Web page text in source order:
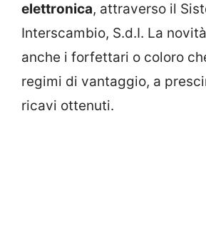
elettronica, attraverso il
Interscambio, S.d.I. La
anche i forfettari o coloro
regimi di vantaggio, a
ricavi ottenuti.